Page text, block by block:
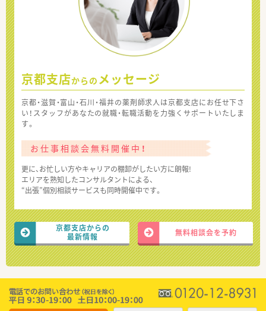
京都支店からの メッセージ
京都・滋賀・富山・石川・福井の薬剤師求人は京都支店にお任せ下さ
い！スタッフがあなたの就職・転職活動を力強くサポートいたしま
す。
お仕事相談会無料開催中！
更に、お忙しい方やキャリアの棚卸がしたい方に朗報!
エリアを熟知したコンサルタントによる、
“出張”個別相談サービスも同時開催中です。
京都支店からの
最新情報
無料相談会を予約